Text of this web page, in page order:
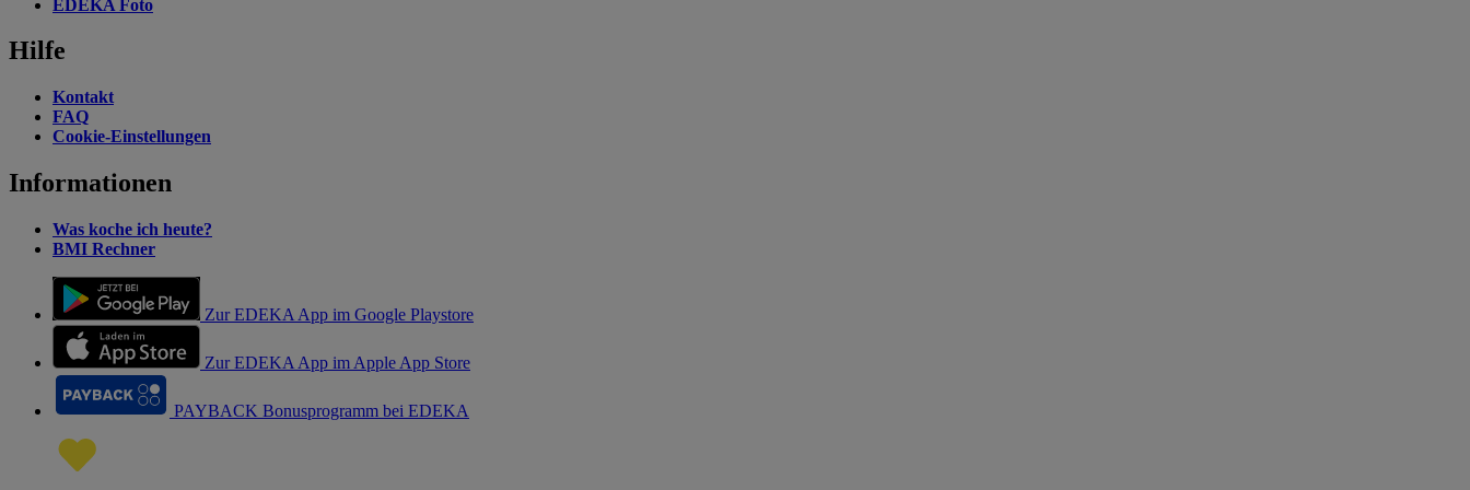
EDEKA Foto
Hilfe
Kontakt
FAQ
Cookie-Einstellungen
Informationen
Was koche ich heute?
BMI Rechner
Zur EDEKA App im Google Playstore
Zur EDEKA App im Apple App Store
PAYBACK Bonusprogramm bei EDEKA